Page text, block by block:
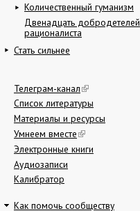
Количественный гуманизм
Двенадцать добродетелей
рационалиста
Стать сильнее
Телеграм-канал
Список литературы
Материалы и ресурсы
Умнеем вместе
Электронные книги
Аудиозаписи
Калибратор
Как помочь сообществу